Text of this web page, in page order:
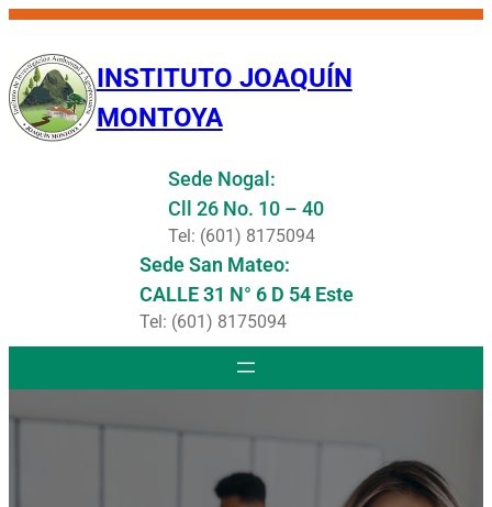
Saltar
contenido
INSTITUTO JOAQUÍN
MONTOYA
Sede Nogal:
Cll 26 No. 10 – 40
Tel: (601) 8175094
Sede San Mateo:
CALLE 31 N° 6 D 54 Este
Tel: (601) 8175094